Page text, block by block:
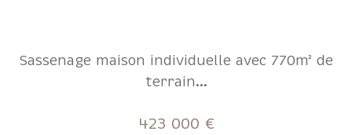
Sassenage maison individuelle avec 770m² de
terrain...
423 000 €